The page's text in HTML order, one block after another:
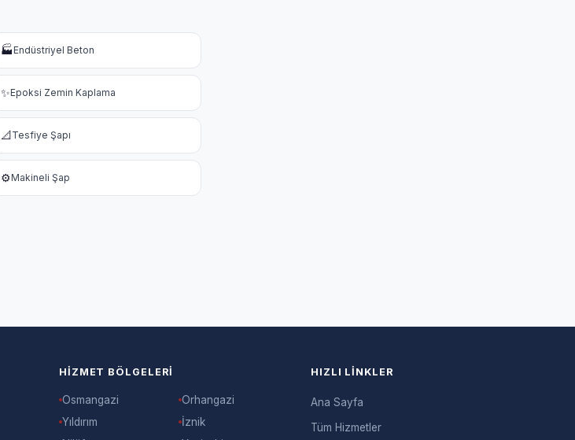
🏭Endüstriyel Beton
✨Epoksi Zemin Kaplama
📐Tesfiye Şapı
⚙️Makineli Şap
HIZMET BÖLGELERI
Osmangazi
Yıldırım
Orhangazi
İznik
HIZLI LINKLER
Ana Sayfa
Tüm Hizmetler